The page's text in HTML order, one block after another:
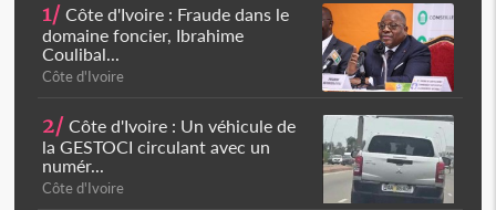
1/ Côte d'Ivoire : Fraude dans le
domaine foncier, Ibrahime
Coulibal...
Côte d'Ivoire
2/ Côte d'Ivoire : Un véhicule de
la GESTOCI circulant avec un
numér...
Côte d'Ivoire